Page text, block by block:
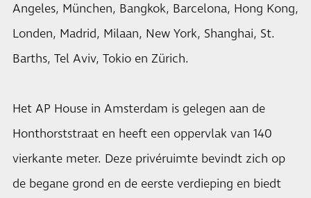
Angeles, München, Bangkok, Barcelona, Hong Kong,
Londen, Madrid, Milaan, New York, Shanghai, St.
Barths, Tel Aviv, Tokio en Zürich.
Het AP House in Amsterdam is gelegen aan de
Honthorststraat en heeft een oppervlak van 140
vierkante meter. Deze privéruimte bevindt zich op
de begane grond en de eerste verdieping en biedt